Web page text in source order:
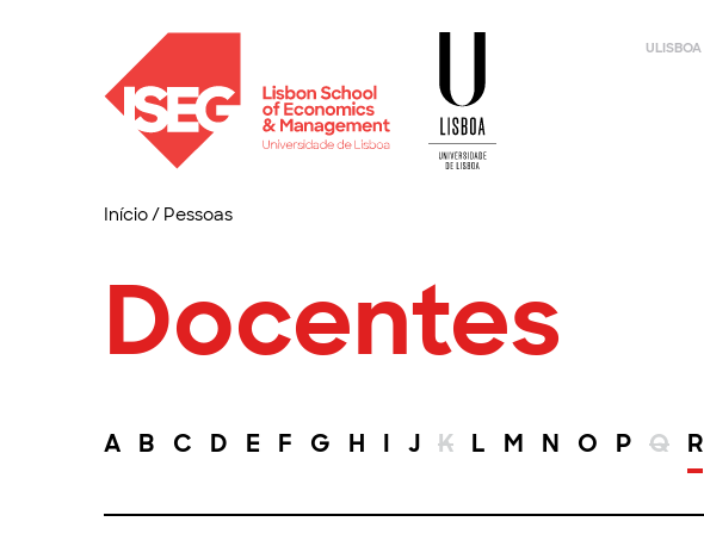
ULISBOA
Início/ Pessoas
Docentes
A B C D E F G H I J K L M N O P Q R